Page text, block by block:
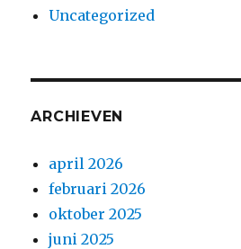
Uncategorized
ARCHIEVEN
april 2026
februari 2026
oktober 2025
juni 2025